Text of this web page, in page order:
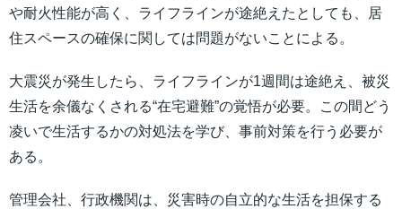
や耐火性能が高く、ライフラインが途絶えたとしても、居
住スペースの確保に関しては問題がないことによる。
大震災が発生したら、ライフラインが1週間は途絶え、被災
生活を余儀なくされる“在宅避難”の覚悟が必要。この間どう
凌いで生活するかの対処法を学び、事前対策を行う必要が
ある。
管理会社、行政機関は、災害時の自立的な生活を担保する